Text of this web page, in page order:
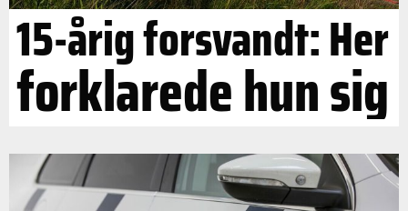
15-årig forsvandt: Her
forklarede hun sig